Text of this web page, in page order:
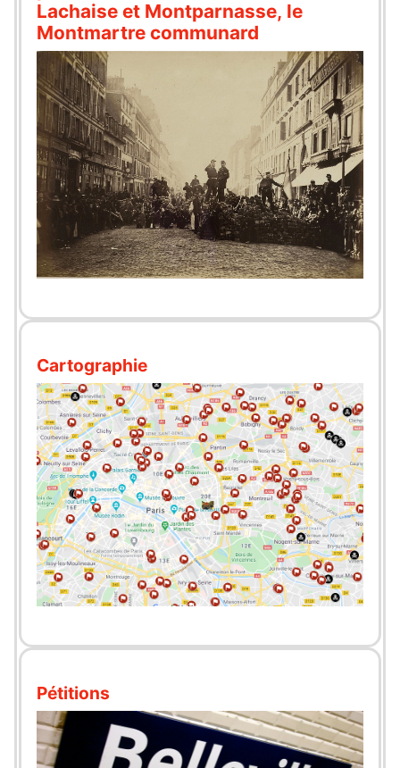
Lachaise et Montparnasse, le
Montmartre communard
Cartographie
Pétitions